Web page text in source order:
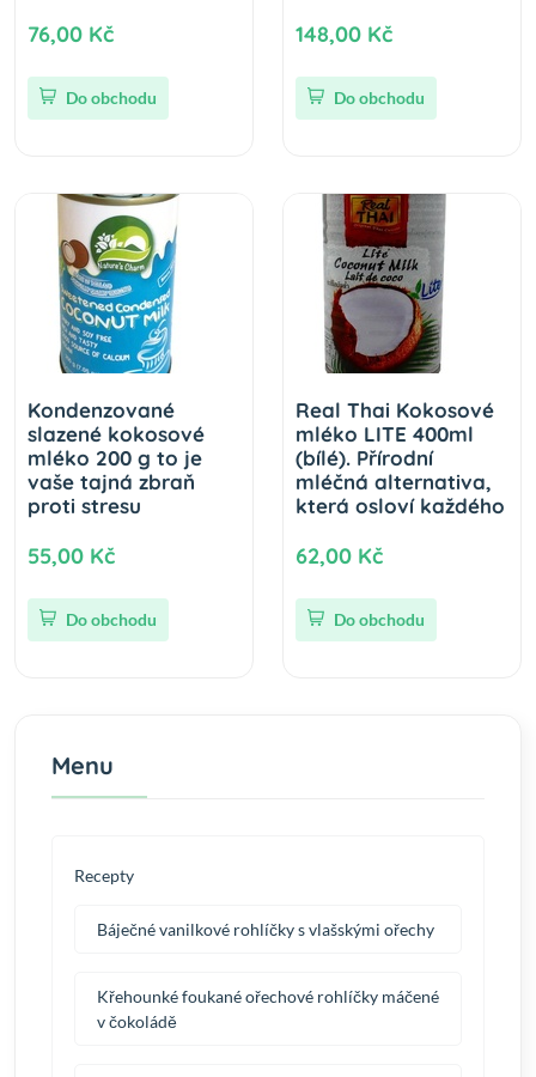
76,00 Kč
Do obchodu
148,00 Kč
Do obchodu
Kondenzované
slazené kokosové
mléko 200 g to je
vaše tajná zbraň
proti stresu
55,00 Kč
Do obchodu
Real Thai Kokosové
mléko LITE 400ml
(bílé). Přírodní
mléčná alternativa,
která osloví každého
62,00 Kč
Do obchodu
Menu
Recepty
Báječné vanilkové rohlíčky s vlašskými ořechy
Křehounké foukané ořechové rohlíčky máčené
v čokoládě